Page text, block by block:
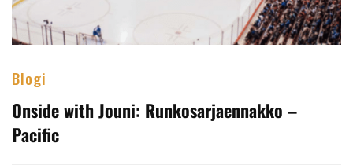
Blogi
Onside with Jouni: Runkosarjaennakko –
Pacific